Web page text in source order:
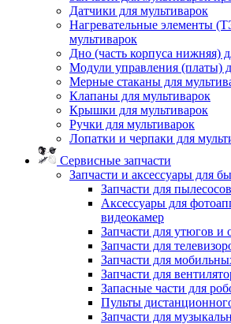
Датчики для мультиварок
Нагревательные элементы
мультиварок
Дно (часть корпуса нижняя)
Модули управления (платы)
Мерные стаканы для
Клапаны для мультиварок
Крышки для мультиварок
Ручки для мультиварок
Лопатки и черпаки для
Сервисные запчасти
Запчасти и аксессуары для
Запчасти для пылесосов
Аксессуары для
видеокамер
Запчасти для утюгов и
Запчасти для
Запчасти для
Запчасти для
Запасные части для
Пульты
Запчасти для